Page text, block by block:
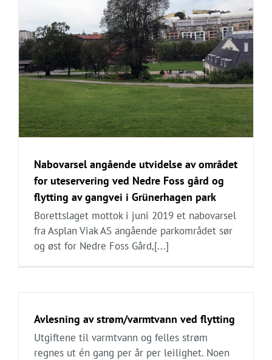
Nabovarsel angående utvidelse av området
for uteservering ved Nedre Foss gård og
flytting av gangvei i Grünerhagen park
Borettslaget mottok i juni 2019 et nabovarsel
fra Asplan Viak AS angående parkområdet sør
og øst for Nedre Foss Gård,[...]
Avlesning av strøm/varmtvann ved flytting
Utgiftene til varmtvann og felles strøm
regnes ut én gang per år per leilighet. Noen